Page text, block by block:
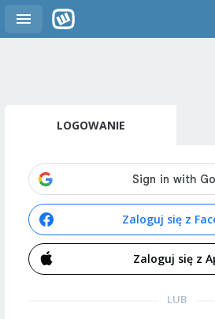
LOGOWANIE
Zaloguj się z
Zaloguj się z
LUB